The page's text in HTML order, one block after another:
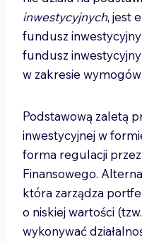
inwestycyjnych, jest
fundusz
fundusz
w zakresie
Podstawową zaletą
inwestycyjnej w
forma regulacji
Finansowego.
która zarządza
o niskiej wartości
wykonywać